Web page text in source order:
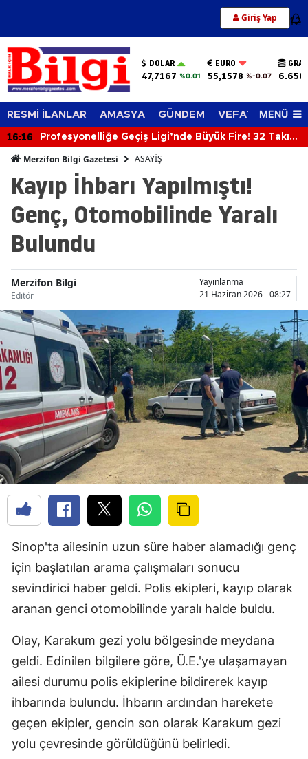
Giriş Yap 12
DOLAR
47,7167 %0.01
EURO
55,1578 %-0.07
RESMİ İLANLAR AMASYA GÜNDEM VEFAT EDENLER
MENÜ
16:16
Profesyonelliğe Geçiş Ligi’nde Büyük Fire! 32 Takım
Merzifon Bilgi Gazetesi ASAYİŞ
Kayıp İhbarı Yapılmıştı!
Genç, Otomobilinde Yaralı
Bulundu
Merzifon Bilgi
Editör
Yayınlanma
21 Haziran 2026 - 08:27
Sinop'ta ailesinin uzun süre haber alamadığı genç
için başlatılan arama çalışmaları sonucu
sevindirici haber geldi. Polis ekipleri, kayıp olarak
aranan genci otomobilinde yaralı halde buldu.
Olay, Karakum gezi yolu bölgesinde meydana
geldi. Edinilen bilgilere göre, Ü.E.'ye ulaşamayan
ailesi durumu polis ekiplerine bildirerek kayıp
ihbarında bulundu. İhbarın ardından harekete
geçen ekipler, gencin son olarak Karakum gezi
yolu çevresinde görüldüğünü belirledi.